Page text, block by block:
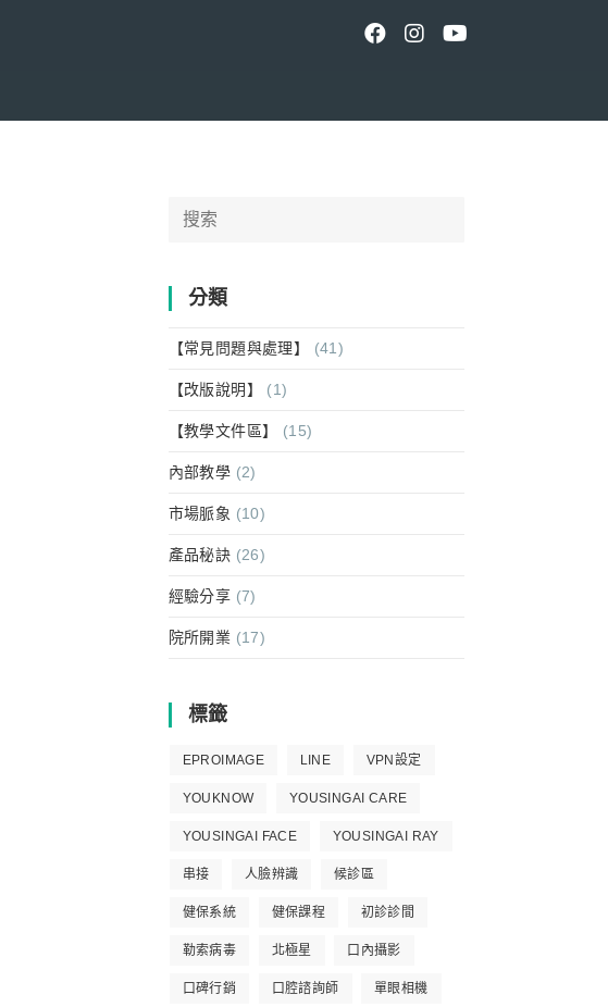
Search
分類
【常見問題與處理】 (41)
【改版說明】 (1)
【教學文件區】 (15)
內部教學 (2)
市場脈象 (10)
產品秘訣 (26)
經驗分享 (7)
院所開業 (17)
標籤
EPROIMAGE LINE VPN設定
YOUKNOW YOUSINGAI CARE
YOUSINGAI FACE YOUSINGAI RAY
串接 人臉辨識 候診區
健保系統 健保課程 初診診間
勒索病毒 北極星 口內攝影
口碑行銷 口腔諮詢師 單眼相機